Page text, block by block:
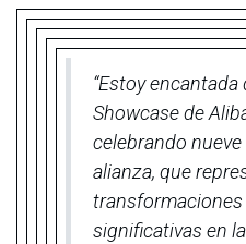
“Estoy
Showcase de
celebrando
alianza, que
significativas en